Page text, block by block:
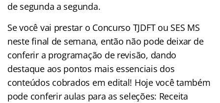
de segunda a segunda.
Se você vai prestar o Concurso TJDFT ou SES MS
neste final de semana, então não pode deixar de
conferir a programação de revisão, dando
destaque aos pontos mais essenciais dos
conteúdos cobrados em edital! Hoje você também
pode conferir aulas para as seleções: Receita